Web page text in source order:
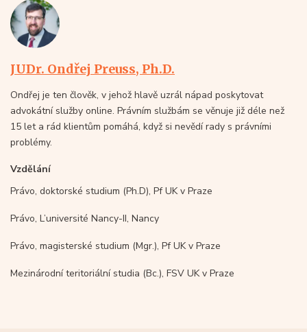
JUDr. Ondřej Preuss, Ph.D.
Ondřej je ten člověk, v jehož hlavě uzrál nápad poskytovat
advokátní služby online. Právním službám se věnuje již déle než
15 let a rád klientům pomáhá, když si nevědí rady s právními
problémy.
Vzdělání
Právo, doktorské studium (Ph.D), Pf UK v Praze
Právo, L’université Nancy-II, Nancy
Právo, magisterské studium (Mgr.), Pf UK v Praze
Mezinárodní teritoriální studia (Bc.), FSV UK v Praze